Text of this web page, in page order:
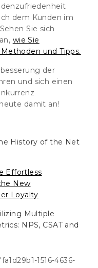
dem Kunden im
Sie sich
wie Sie
und Tipps.
der
und sich einen
damit an!
History of the Net
Effortless
New
Loyalty
Multiple
NPS, CSAT and
1516-4636-